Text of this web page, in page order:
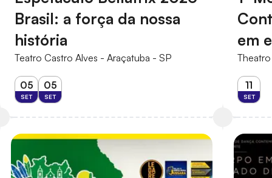
Brasil: a força da nossa
história
Teatro Castro Alves - Araçatuba - SP
05
SET
05
SET
em
11
SET